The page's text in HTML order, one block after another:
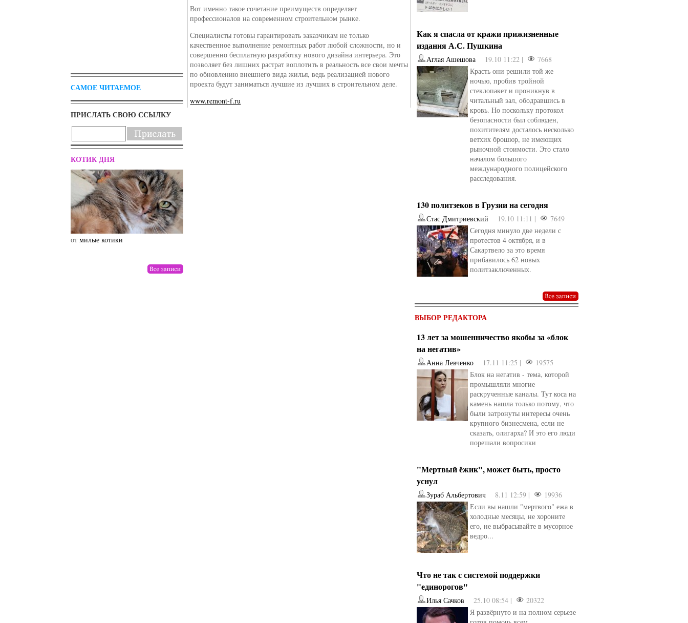
САМОЕ ЧИТАЕМОЕ
ПРИСЛАТЬ СВОЮ ССЫЛКУ
КОТИК ДНЯ
отмилые котики от Ирина Иновели от kotyaravesel
Вот именно такое сочетание преимуществ определяет
профессионалов на современном строительном рынке.
Специалисты готовы гарантировать заказчикам не только
качественное выполнение ремонтных работ любой сложности, но и
совершенно бесплатную разработку нового дизайна интерьера. Это
позволяет без лишних растрат воплотить в реальность все свои мечты
по обновлению внешнего вида жилья, ведь реализацией нового
проекта будут заниматься лучшие из лучших в строительном деле.
www.remont-f.ru
Как я спасла от кражи прижизненные
издания А.С. Пушкина
Аглая Ашешова 19.10 11:22 |
7668
Красть они решили той же
ночью, пробив тройной
стеклопакет и проникнув в
читальный зал, ободравшись в
кровь. Но поскольку протокол
безопасности был соблюден,
похитителям досталось несколько
ветхих брошюр, не имеющих
рыночной стоимости. Это стало
началом большого
международного полицейского
расследования.
130 политзеков в Грузии на сегодня
Стас Дмитриевский 19.10 11:11 |
7649
Сегодня минуло две недели с
протестов 4 октября, и в
Сакартвело за это время
прибавилось 62 новых
политзаключенных.
ВЫБОР РЕДАКТОРА
13 лет за мошенничество якобы за «блок
на негатив»
Анна Левченко 17.11 11:25 |
19575
Блок на негатив - тема, которой
промышляли многие
раскрученные каналы. Тут коса на
камень нашла только потому, что
были затронуты интересы очень
крупного бизнесмена, если не
сказать, олигарха? И это его люди
порешали вопросики
"Мертвый ёжик", может быть, просто
уснул
Зураб Альбертович 8.11 12:59 |
19936
Если вы нашли "мертвого" ежа в
холодные месяцы, не хороните
его, не выбрасывайте в мусорное
ведро...
Что не так с системой поддержки
"единорогов"
Илья Сачков 25.10 08:54 |
20322
Я развёрнуто и на полном серьезе